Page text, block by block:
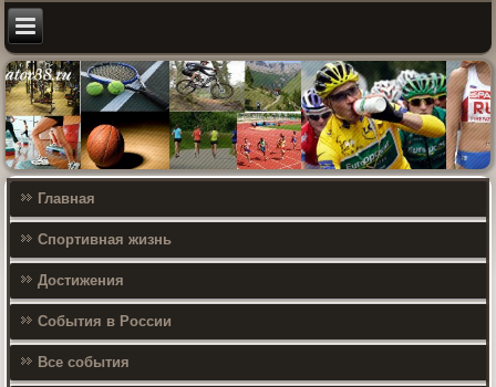
Главная
Спортивная жизнь
Достижения
События в России
Все события